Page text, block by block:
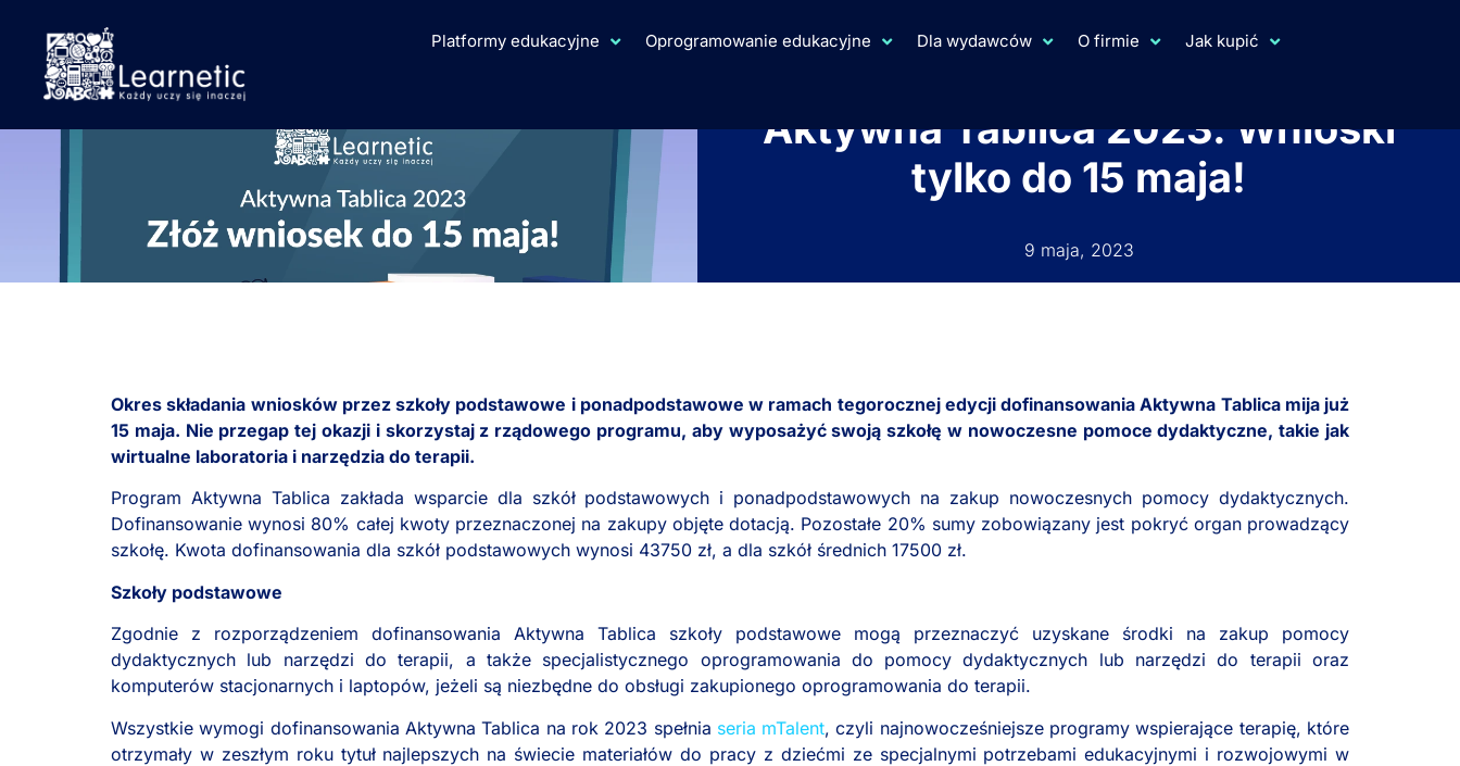
Platformy edukacyjne Oprogramowanie edukacyjne Dla wydawców O firmie Jak kupić
Aktywna Tablica 2023. Wnioski
tylko do 15 maja!
9 maja, 2023
Okres składania wniosków przez szkoły podstawowe i ponadpodstawowe w ramach tegorocznej edycji dofinansowania Aktywna Tablica mija już
15 maja. Nie przegap tej okazji i skorzystaj z rządowego programu, aby wyposażyć swoją szkołę w nowoczesne pomoce dydaktyczne, takie jak
wirtualne laboratoria i narzędzia do terapii.
Program Aktywna Tablica zakłada wsparcie dla szkół podstawowych i ponadpodstawowych na zakup nowoczesnych pomocy dydaktycznych.
Dofinansowanie wynosi 80% całej kwoty przeznaczonej na zakupy objęte dotacją. Pozostałe 20% sumy zobowiązany jest pokryć organ prowadzący
szkołę. Kwota dofinansowania dla szkół podstawowych wynosi 43750 zł, a dla szkół średnich 17500 zł.
Szkoły podstawowe
Zgodnie z rozporządzeniem dofinansowania Aktywna Tablica szkoły podstawowe mogą przeznaczyć uzyskane środki na zakup pomocy
dydaktycznych lub narzędzi do terapii, a także specjalistycznego oprogramowania do pomocy dydaktycznych lub narzędzi do terapii oraz
komputerów stacjonarnych i laptopów, jeżeli są niezbędne do obsługi zakupionego oprogramowania do terapii.
Wszystkie wymogi dofinansowania Aktywna Tablica na rok 2023 spełnia seria mTalent, czyli najnowocześniejsze programy wspierające terapię, które
otrzymały w zeszłym roku tytuł najlepszych na świecie materiałów do pracy z dziećmi ze specjalnymi potrzebami edukacyjnymi i rozwojowymi w